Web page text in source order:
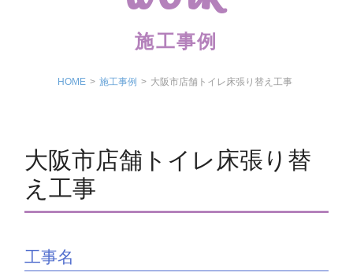
施工事例
HOME > 施工事例 > 大阪市店舗トイレ床張り替え工事
大阪市店舗トイレ床張り替
え工事
工事名